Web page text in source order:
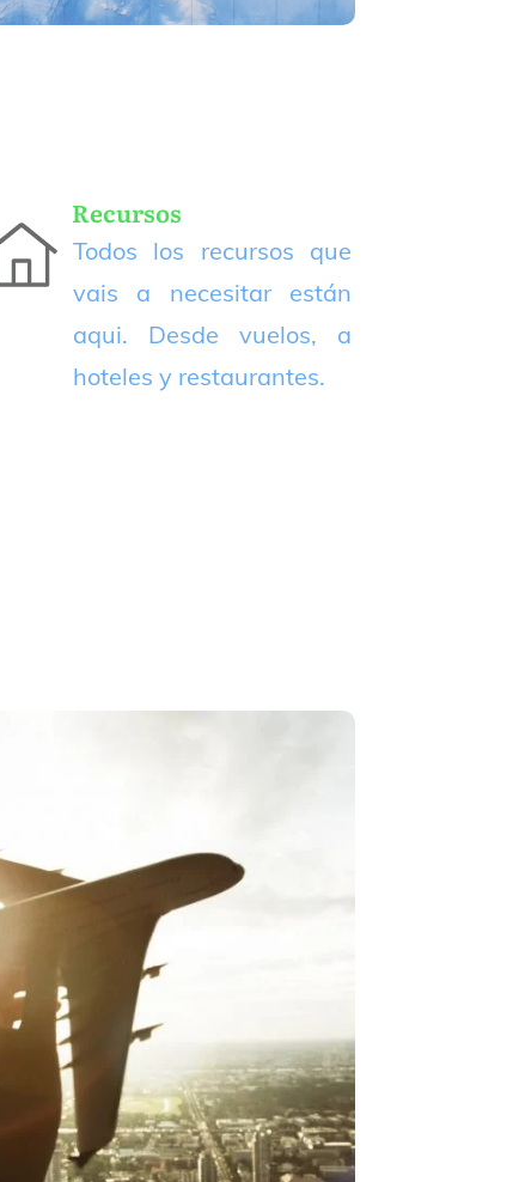
Recursos
Todos los recursos que
vais a necesitar están
aqui. Desde vuelos, a
hoteles y restaurantes.